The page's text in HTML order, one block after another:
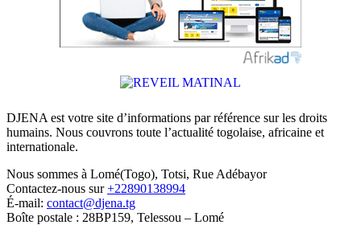
DJENA est votre site d’informations par référence sur les droits
humains. Nous couvrons toute l’actualité togolaise, africaine et
internationale.
Nous sommes à Lomé(Togo), Totsi, Rue Adébayor
Contactez-nous sur+22890138994
É-mail: contact@djena.tg
Boîte postale : 28BP159, Telessou – Lomé